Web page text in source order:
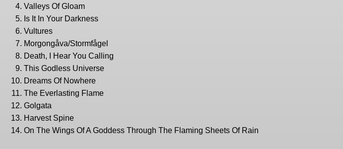
Valleys Of Gloam
Is It In Your Darkness
Vultures
Morgongåva/Stormfågel
Death, I Hear You Calling
This Godless Universe
Dreams Of Nowhere
The Everlasting Flame
Golgata
Harvest Spine
On The Wings Of A Goddess Through The Flaming Sheets Of Rain